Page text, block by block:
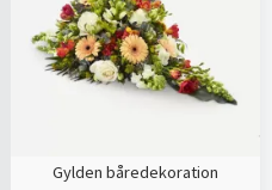
Gylden båredekoration